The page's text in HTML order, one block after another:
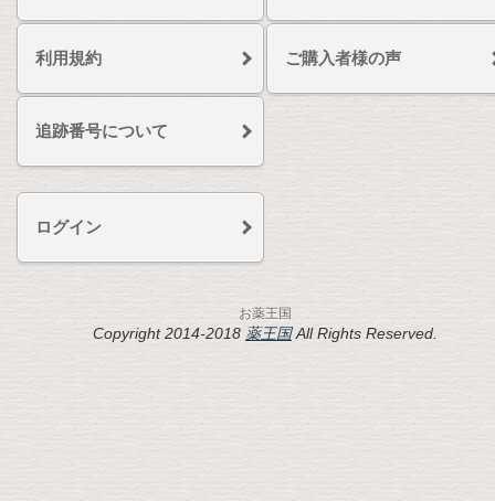
利用規約 ご購入者様の声
追跡番号について
ログイン
お薬王国
Copyright 2014-2018 薬王国All Rights Reserved.